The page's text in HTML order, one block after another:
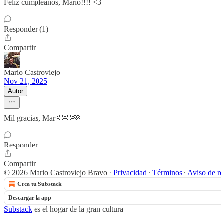
Feliz cumpleaños, Mario!!!! <3
Responder (1)
Compartir
Mario Castroviejo
Nov 21, 2025
Autor
Mil gracias, Mar 🫶🫶🫶
Responder
Compartir
© 2026 Mario Castroviejo Bravo · Privacidad ∙ Términos ∙ Aviso de
Crea tu Substack
Descargar la app
Substack es el hogar de la gran cultura